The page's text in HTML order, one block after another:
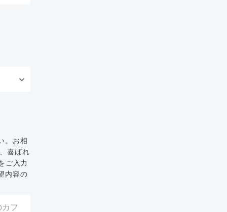
。お相
喜ばれ
ご入力
内容の